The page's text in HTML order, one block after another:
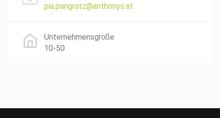
pia.pangratz@anthonys.at
Unternehmensgröße
10-50